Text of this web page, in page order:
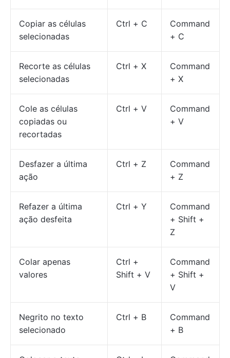
Copiar as células
selecionadas
Ctrl + C
Command
+ C
Recorte as células
selecionadas
Ctrl + X
Command
+ X
Cole as células
copiadas ou
recortadas
Ctrl + V
Command
+ V
Desfazer a última
ação
Ctrl + Z
Command
+ Z
Refazer a última
ação desfeita
Ctrl + Y
Command
+ Shift +
Z
Colar apenas
valores
Ctrl +
Shift + V
Command
+ Shift +
V
Negrito no texto
selecionado
Ctrl + B
Command
+ B